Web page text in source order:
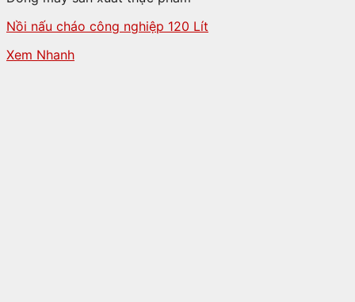
Nồi nấu cháo công nghiệp 120 Lít
Xem Nhanh